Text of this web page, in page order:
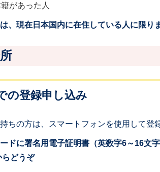
があった人
、現在日本国内に在住している人に限り
の登録申し込み
ちの方は、スマートフォンを使用して登
ドに署名用電子証明書（英数字6～16文
らどうぞ